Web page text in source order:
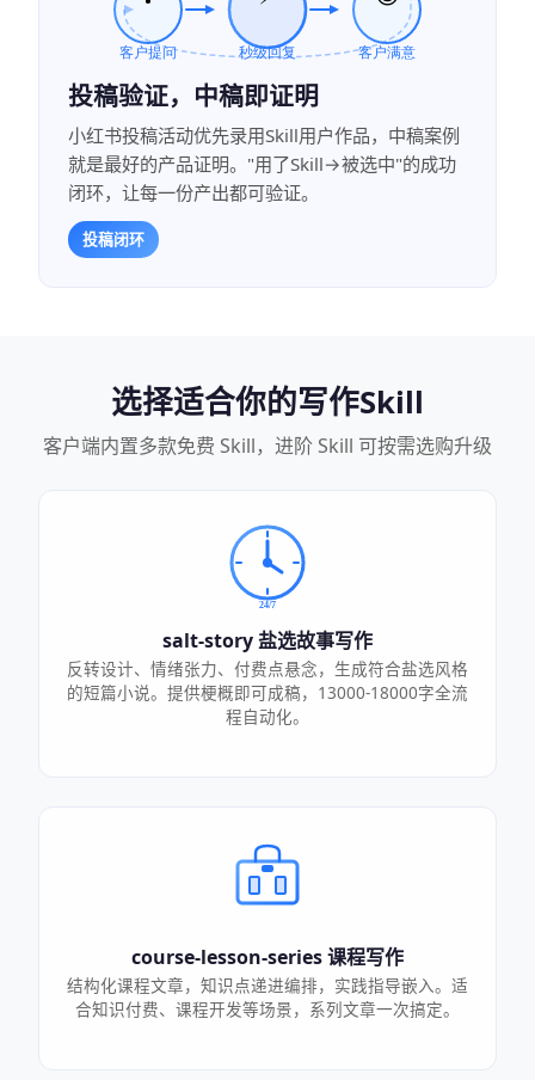
投稿验证，中稿即证明
小红书投稿活动优先录用Skill用户作品，中稿案例
就是最好的产品证明。"用了Skill→被选中"的成功
闭环，让每一份产出都可验证。
投稿闭环
选择适合你的写作Skill
客户端内置多款免费 Skill，进阶 Skill 可按需选购升级
salt-story 盐选故事写作
反转设计、情绪张力、付费点悬念，生成符合盐选风格
的短篇小说。提供梗概即可成稿，13000-18000字全流
程自动化。
course-lesson-series 课程写作
结构化课程文章，知识点递进编排，实践指导嵌入。适
合知识付费、课程开发等场景，系列文章一次搞定。